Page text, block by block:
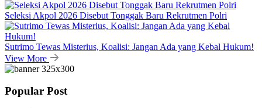
Seleksi Akpol 2026 Disebut Tonggak Baru Rekrutmen Polri
Sutrimo Tewas Misterius, Koalisi: Jangan Ada yang Kebal Hukum!
View More
Popular Post